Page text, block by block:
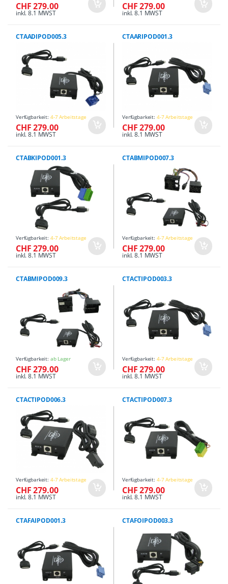
CHF 279.00
inkl. 8.1 MWST
CHF 279.00
inkl. 8.1 MWST
CTAADIPOD005.3
Verfügbarkeit: 4-7 Arbeitstage
CHF 279.00
inkl. 8.1 MWST
CTAARIPOD001.3
Verfügbarkeit: 4-7 Arbeitstage
CHF 279.00
inkl. 8.1 MWST
CTABKIPOD001.3
Verfügbarkeit: 4-7 Arbeitstage
CHF 279.00
inkl. 8.1 MWST
CTABMIPOD007.3
Verfügbarkeit: 4-7 Arbeitstage
CHF 279.00
inkl. 8.1 MWST
CTABMIPOD009.3
Verfügbarkeit: ab Lager
CHF 279.00
inkl. 8.1 MWST
CTACTIPOD003.3
Verfügbarkeit: 4-7 Arbeitstage
CHF 279.00
inkl. 8.1 MWST
CTACTIPOD006.3
Verfügbarkeit: 4-7 Arbeitstage
CHF 279.00
inkl. 8.1 MWST
CTACTIPOD007.3
Verfügbarkeit: 4-7 Arbeitstage
CHF 279.00
inkl. 8.1 MWST
CTAFAIPOD001.3 CTAFOIPOD003.3